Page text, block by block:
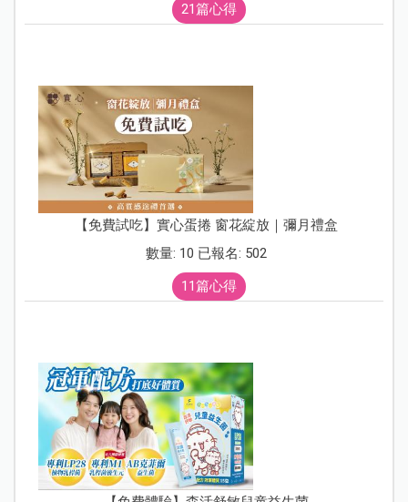
21篇心得
【免費試吃】實心蛋捲 窗花綻放｜彌月禮盒
數量: 10 已報名: 502
11篇心得